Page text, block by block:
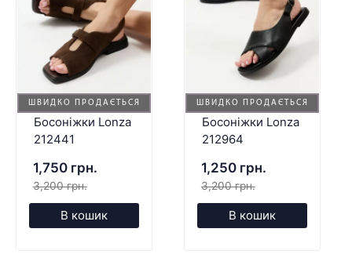
ШВИДКО ПРОДАЄТЬСЯ
Босоніжки Lonza
212441
1,750 грн.
3,200 грн.
В кошик
ШВИДКО ПРОДАЄТЬСЯ
Босоніжки Lonza
212964
1,250 грн.
3,200 грн.
В кошик